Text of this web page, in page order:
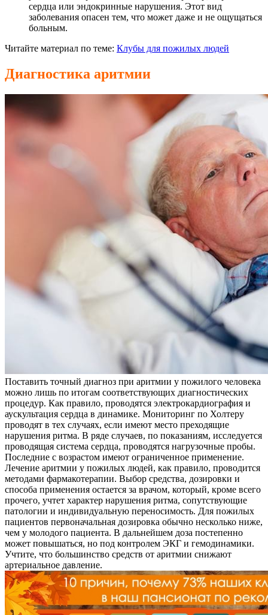
сердца или эндокринные нарушения. Этот вид
заболевания опасен тем, что может даже и не ощущаться
больным.
Читайте материал по теме: Клубы для пожилых людей
Диагностика аритмии
Поставить точный диагноз при аритмии у пожилого человека
можно лишь по итогам соответствующих диагностических
процедур. Как правило, проводятся электрокардиография и
аускультация сердца в динамике. Мониторинг по Холтеру
проводят в тех случаях, если имеют место преходящие
нарушения ритма. В ряде случаев, по показаниям, исследуется
проводящая система сердца, проводятся нагрузочные пробы.
Последние с возрастом имеют ограниченное применение.
Лечение аритмии у пожилых людей, как правило, проводится
методами фармакотерапии. Выбор средства, дозировки и
способа применения остается за врачом, который, кроме всего
прочего, учтет характер нарушения ритма, сопутствующие
патологии и индивидуальную переносимость. Для пожилых
пациентов первоначальная дозировка обычно несколько ниже,
чем у молодого пациента. В дальнейшем доза постепенно
может повышаться, но под контролем ЭКГ и гемодинамики.
Учтите, что большинство средств от аритмии снижают
артериальное давление.